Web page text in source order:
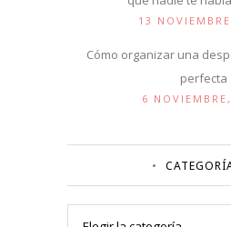
13
Cómo organizar una
perfecta
6